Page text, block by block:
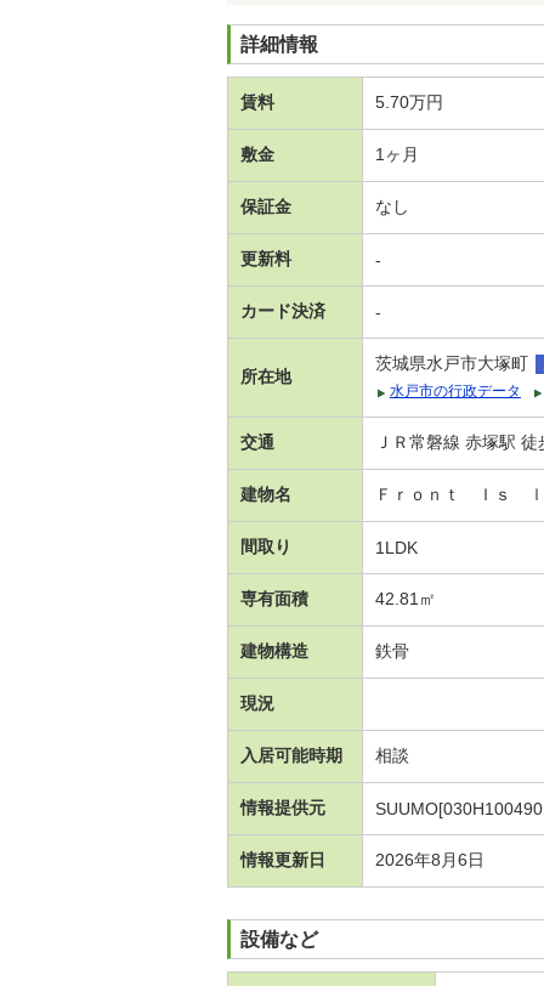
詳細情報
賃料 5.70万円
敷金 1ヶ月
保証金 なし
更新料 -
カード決済 -
所在地
茨城県水戸市大塚町
水戸市の行政データ
交通 ＪＲ常磐線 赤塚駅
建物名 Ｆｒｏｎｔ Ｉｓ
間取り 1LDK
専有面積 42.81㎡
建物構造 鉄骨
現況
入居可能時期 相談
情報提供元
情報更新日 2026年8月6日
設備など